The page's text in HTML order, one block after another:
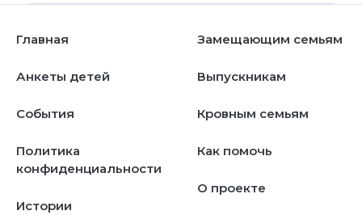
Главная
Анкеты детей
События
Политика
конфиденциальности
Истории
Замещающим семьям
Выпускникам
Кровным семьям
Как помочь
О проекте